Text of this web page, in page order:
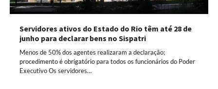
Servidores ativos do Estado do Rio têm até 28 de
junho para declarar bens no Sispatri
Menos de 50% dos agentes realizaram a declaração;
procedimento é obrigatório para todos os funcionários do Poder
Executivo Os servidores…